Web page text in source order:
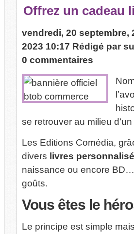
Offrez un cadeau
vendredi, 20 septembre,
2023 10:17 Rédigé par
0 commentaires
se retrouver au milieu
Les Editions Comédia,
divers livres
naissance ou encore
goûts.
Vous êtes le
Le principe est simple